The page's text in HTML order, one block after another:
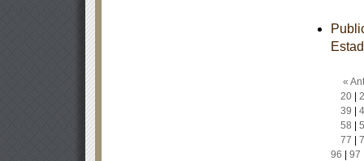
«
20|
39
58
77
96
97